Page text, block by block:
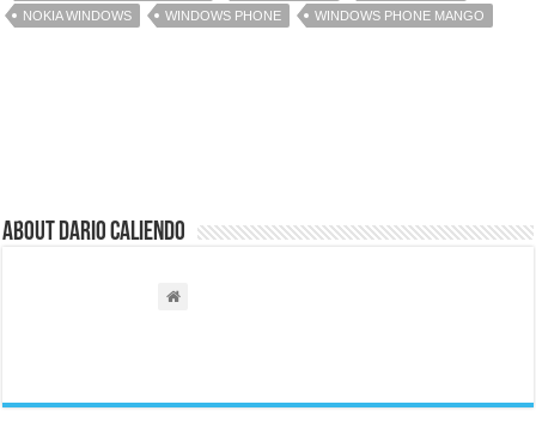
NOKIA WINDOWS
WINDOWS PHONE WINDOWS PHONE MANGO
About Dario Caliendo